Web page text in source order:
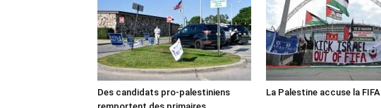
Des candidats pro-palestiniens
La Palestine accuse la FIFA